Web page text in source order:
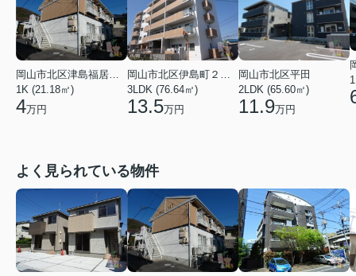
1K (21.18㎡)
4万円
3LDK (76.64㎡)
13.5万円
岡山市北区平田
2LDK (65.60㎡)
11.9万円
よく見られている物件